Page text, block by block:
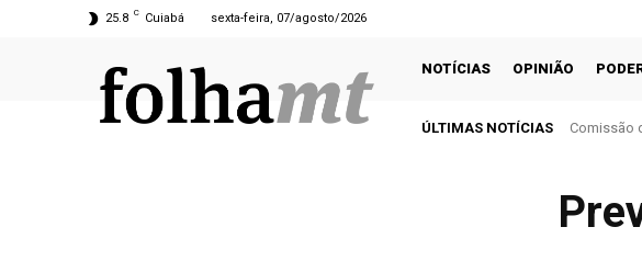
25.8 C Cuiabá sexta-feira, 07/agosto/2026
NOTÍCIAS OPINIÃO
ÚLTIMAS NOTÍCIAS
Comissão